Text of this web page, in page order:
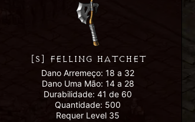
[S] FELLING HATCHET
Dano Arremeço: 18 a 32
Dano Uma Mão: 14 a 28
Durabilidade: 41 de 60
Quantidade: 500
Requer Level 35